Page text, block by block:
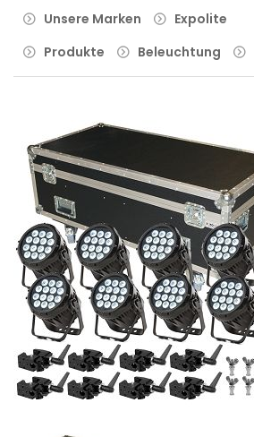
Unsere Marken
Expolite
Produkte
Beleuchtung